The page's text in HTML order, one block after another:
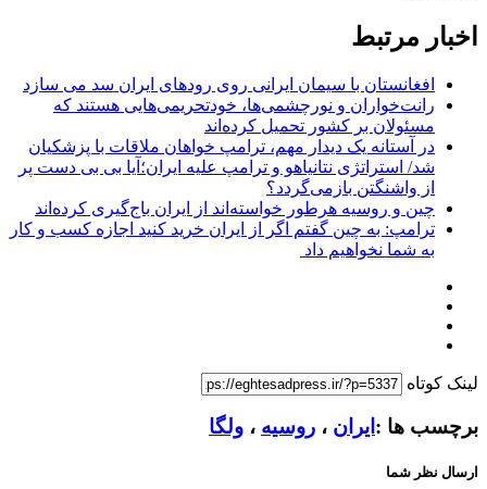
اخبار مرتبط
افغانستان با سیمان ایرانی روی رودهای ایران سد می سازد
رانت‌خواران و نورچشمی‌ها، خودتحریمی‌هایی هستند که
مسئولان بر کشور تحمیل کرده‌اند
در آستانه یک دیدار مهم، ترامپ خواهان ملاقات با پزشکیان
شد/ استراتژی نتانیاهو و ترامپ علیه ایران؛آیا بی بی دست پر
از واشنگتن بازمی‌گردد؟
چین و روسیه هرطور خواسته‌اند از ایران باج‌گیری کرده‌اند
ترامپ: به چین گفتم اگر از ایران خرید کنید اجازه کسب و کار
به شما نخواهیم داد
لینک کوتاه
برچسب ها : ایران ، روسیه ، ولگا
ارسال نظر شما